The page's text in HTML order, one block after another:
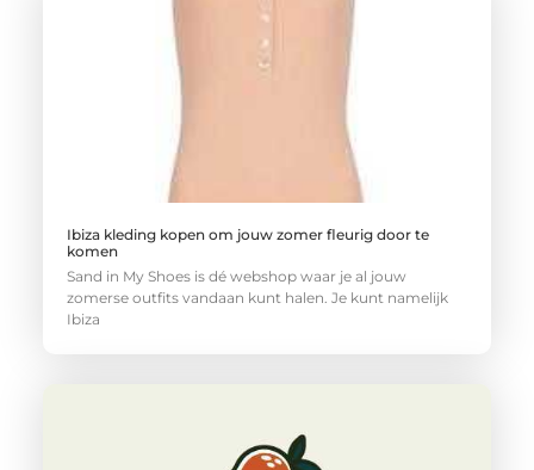
Ibiza kleding kopen om jouw zomer fleurig door te
komen
Sand in My Shoes is dé webshop waar je al jouw
zomerse outfits vandaan kunt halen. Je kunt namelijk
Ibiza